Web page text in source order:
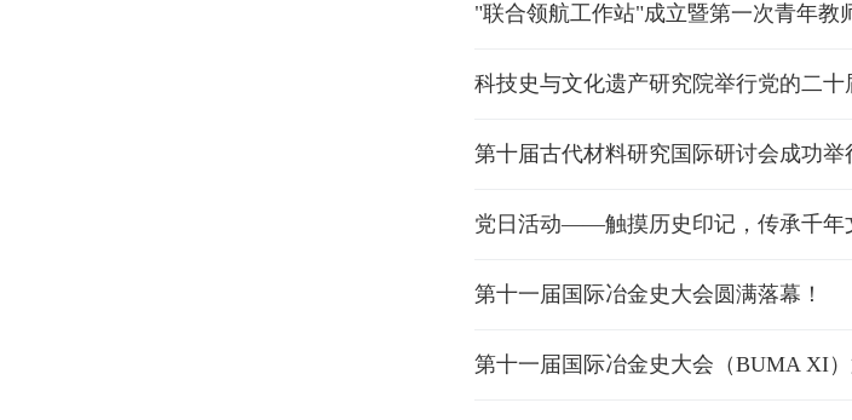
"联合领航工作站"成立暨第一次青年教
科技史与文化遗产研究院举行党的二十
第十届古代材料研究国际研讨会成功举
党日活动——触摸历史印记，传承千年
第十一届国际冶金史大会圆满落幕！
第十一届国际冶金史大会（BUMA XI）